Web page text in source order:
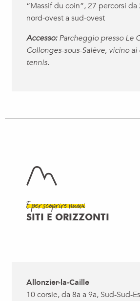
“Massif du coin”, 27 percorsi da
nord-ovest a sud-ovest
Accesso:Parcheggio presso Le
Collonges-sous-Salève, vicino
tennis.
E per scoprire nuovi
SITI E ORIZZONTI
Allonzier-la-Caille
10 corsie, da 8a a 9a, Sud-Sud-